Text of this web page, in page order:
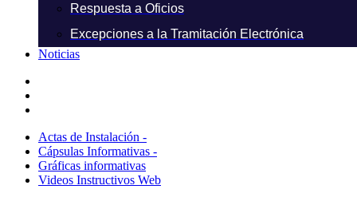
Respuesta a Oficios
Excepciones a la Tramitación Electrónica
Noticias
Actas de Instalación -
Cápsulas Informativas -
Gráficas informativas
Videos Instructivos Web